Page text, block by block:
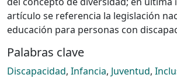
artículo se referencia la legislación
educación para personas con
Palabras clave
Discapacidad, Infancia, Juventud,